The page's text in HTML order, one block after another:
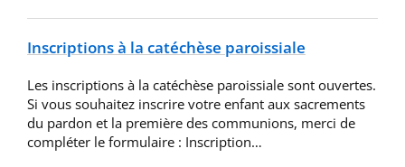
Inscriptions à la catéchèse paroissiale
Les inscriptions à la catéchèse paroissiale sont ouvertes.
Si vous souhaitez inscrire votre enfant aux sacrements
du pardon et la première des communions, merci de
compléter le formulaire : Inscription…